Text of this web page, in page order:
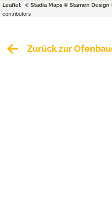
Leaflet | © Stadia Maps © Stamen Design
contributors
Zurück zur